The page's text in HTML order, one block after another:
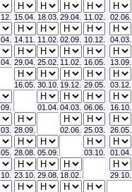
15.04. 18.03. 29.04. 11.02.
02.06.
14.11. 11.02. 02.09. 10.12.
04.03.
29.04. 25.02. 11.02. 16.05.
13.09.
16.05. 30.10. 19.12. 29.05.
03.12.
01.04. 04.03. 06.06.
16.10.
28.09. 02.06. 25.03.
26.05.
28.08. 05.09. 03.10.
01.04.
23.10. 29.08. 18.02.
29.10.